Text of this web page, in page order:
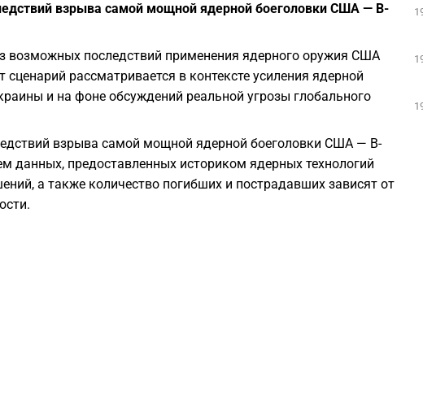
взрыва самой мощной ядерной боеголовки США — B-
возможных последствий применения ядерного оружия США
рассматривается в контексте усиления ядерной
и на фоне обсуждений реальной угрозы глобального
взрыва самой мощной ядерной боеголовки США — B-
данных, предоставленных историком ядерных технологий
а также количество погибших и пострадавших зависят от